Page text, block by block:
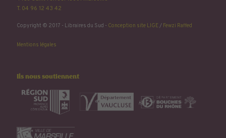
T. 04 96 12 43 42
Copyright © 2017 - Libraires du Sud - Conception site LIGE/ Fewzi Raffed
Mentions légales
Ils nous soutiennent